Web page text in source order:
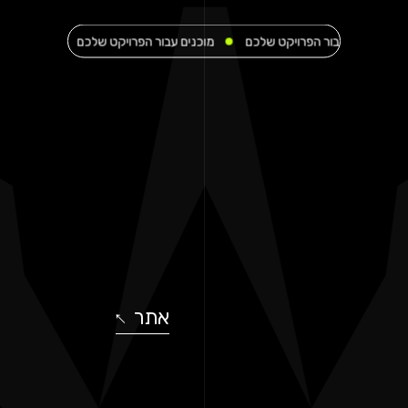
אתר ↓
↓
עבור הפרויקט שלכם מוכנים עבור הפרויקט שלכם מוכנים עבור